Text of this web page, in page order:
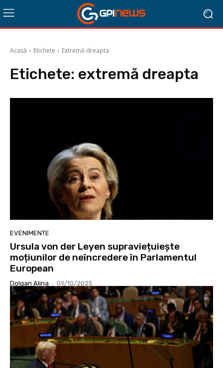
Acasă Etichete Extremă dreapta
Etichete: extremă dreapta
EVENIMENTE
Ursula von der Leyen supraviețuiește
moțiunilor de neîncredere în Parlamentul
European
Dolgan Alina - 09/10/2025